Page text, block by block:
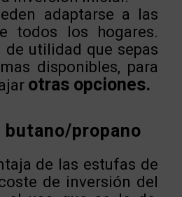
adaptarse a las
todos los hogares.
de utilidad que sepas
disponibles, para
otras opciones.
butano/propano
de las estufas de
de inversión del